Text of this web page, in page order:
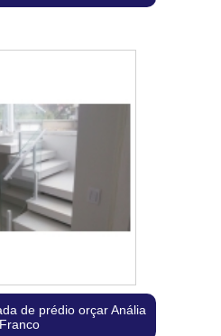
de prédio orçar Anália
Franco